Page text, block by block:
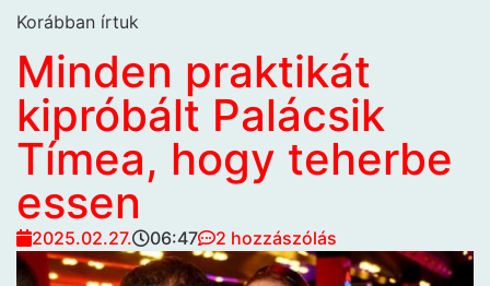
Korábban írtuk
Minden praktikát
kipróbált Palácsik
Tímea, hogy teherbe
essen
2025.02.27. 06:47 2 hozzászólás